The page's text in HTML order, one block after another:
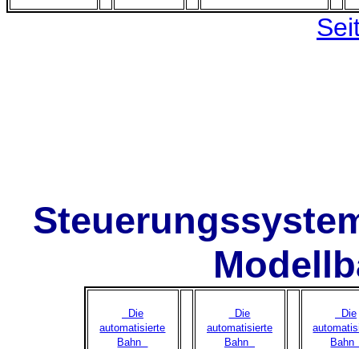
Die
automatisierte
Bahn
Die
automatisierte
Bahn
Die